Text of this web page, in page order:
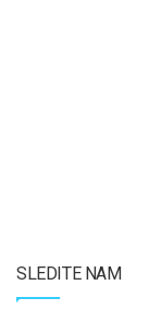
SLEDITE NAM